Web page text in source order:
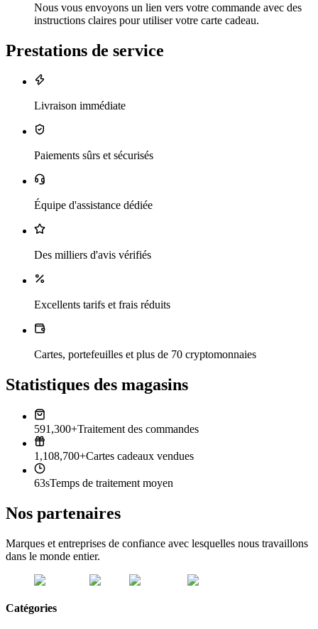
Nous vous envoyons un lien vers votre commande avec des
instructions claires pour utiliser votre carte cadeau.
Prestations de service
Livraison immédiate
Paiements sûrs et sécurisés
Équipe d'assistance dédiée
Des milliers d'avis vérifiés
Excellents tarifs et frais réduits
Cartes, portefeuilles et plus de 70 cryptomonnaies
Statistiques des magasins
591,300+Traitement des commandes
1,108,700+Cartes cadeaux vendues
63sTemps de traitement moyen
Nos partenaires
Marques et entreprises de confiance avec lesquelles nous travaillons
dans le monde entier.
Catégories